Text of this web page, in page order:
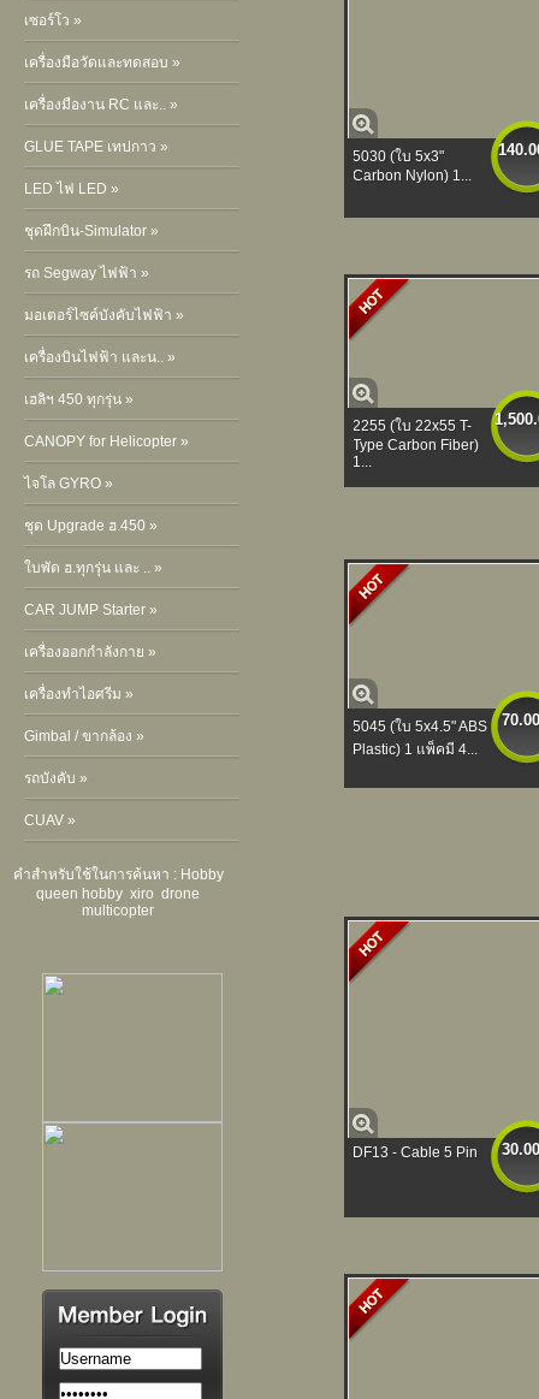
เซอร์โว »
เครื่องมือวัดและทดสอบ »
เครื่องมืองาน RC และ.. »
GLUE TAPE เทปกาว »
LED ไฟ LED »
ชุดฝึกบิน-Simulator »
รถ Segway ไฟฟ้า »
มอเตอร์ไซค์บังคับไฟฟ้า »
เครื่องบินไฟฟ้า และน.. »
เฮลิฯ 450 ทุกรุ่น »
CANOPY for Helicopter »
ไจโล GYRO »
ชุด Upgrade ฮ.450 »
ใบพัด ฮ.ทุกรุ่น และ .. »
CAR JUMP Starter »
เครื่องออกกำลังกาย »
เครื่องทำไอศรีม »
Gimbal / ขากล้อง »
รถบังคับ »
CUAV »
คำสำหรับใช้ในการค้นหา : Hobby
queen hobby xiro drone
multicopter
5030 (ใบ 5x3"
Carbon Nylon) 1...
2255 (ใบ 22x55 T-
Type Carbon Fiber)
1...
5045 (ใบ 5x4.5" ABS
Plastic) 1 แพ็คมี 4...
DF13 - Cable 5 Pin